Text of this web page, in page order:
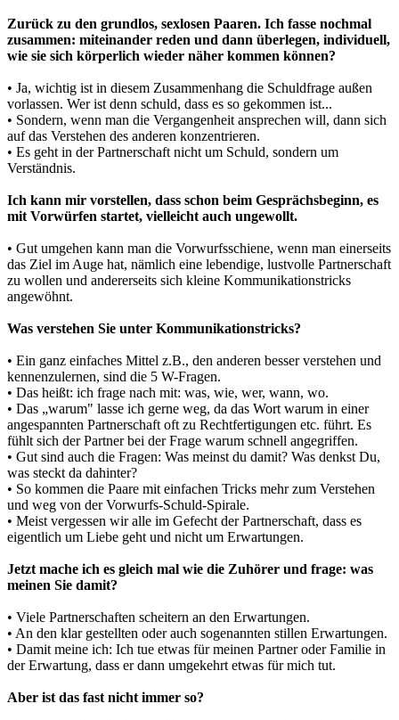
Zurück zu den grundlos, sexlosen Paaren. Ich fasse nochmal
zusammen: miteinander reden und dann überlegen, individuell,
wie sie sich körperlich wieder näher kommen können?
• Ja, wichtig ist in diesem Zusammenhang die Schuldfrage außen
vorlassen. Wer ist denn schuld, dass es so gekommen ist...
• Sondern, wenn man die Vergangenheit ansprechen will, dann sich
auf das Verstehen des anderen konzentrieren.
• Es geht in der Partnerschaft nicht um Schuld, sondern um
Verständnis.
Ich kann mir vorstellen, dass schon beim Gesprächsbeginn, es
mit Vorwürfen startet, vielleicht auch ungewollt.
• Gut umgehen kann man die Vorwurfsschiene, wenn man einerseits
das Ziel im Auge hat, nämlich eine lebendige, lustvolle Partnerschaft
zu wollen und andererseits sich kleine Kommunikationstricks
angewöhnt.
Was verstehen Sie unter Kommunikationstricks?
• Ein ganz einfaches Mittel z.B., den anderen besser verstehen und
kennenzulernen, sind die 5 W-Fragen.
• Das heißt: ich frage nach mit: was, wie, wer, wann, wo.
• Das „warum" lasse ich gerne weg, da das Wort warum in einer
angespannten Partnerschaft oft zu Rechtfertigungen etc. führt. Es
fühlt sich der Partner bei der Frage warum schnell angegriffen.
• Gut sind auch die Fragen: Was meinst du damit? Was denkst Du,
was steckt da dahinter?
• So kommen die Paare mit einfachen Tricks mehr zum Verstehen
und weg von der Vorwurfs-Schuld-Spirale.
• Meist vergessen wir alle im Gefecht der Partnerschaft, dass es
eigentlich um Liebe geht und nicht um Erwartungen.
Jetzt mache ich es gleich mal wie die Zuhörer und frage: was
meinen Sie damit?
• Viele Partnerschaften scheitern an den Erwartungen.
• An den klar gestellten oder auch sogenannten stillen Erwartungen.
• Damit meine ich: Ich tue etwas für meinen Partner oder Familie in
der Erwartung, dass er dann umgekehrt etwas für mich tut.
Aber ist das fast nicht immer so?